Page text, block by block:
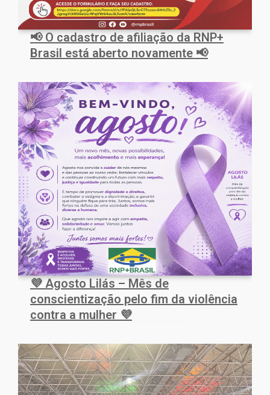
📢 O cadastro de afiliação da RNP+
Brasil está aberto novamente 📢
💜 Agosto Lilás – Mês de
conscientização pelo fim da violência
contra a mulher 💜